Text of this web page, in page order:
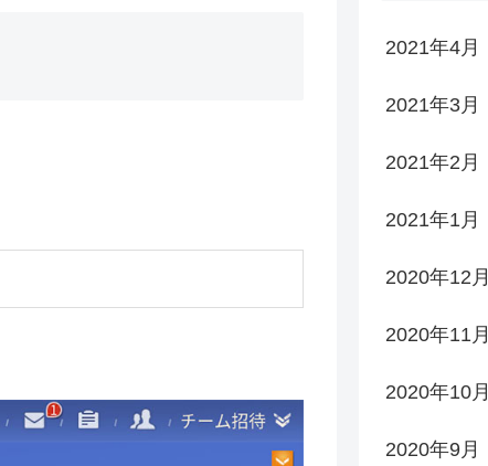
2021年4月
2021年3月
2021年2月
2021年1月
2020年12月
2020年11月
2020年10月
2020年9月